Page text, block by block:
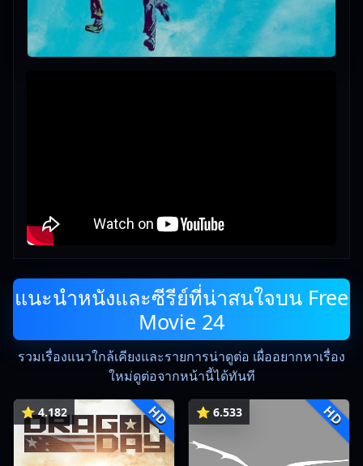
แนะนำหนังและซีรีย์ที่น่าสนใจบน Free
Movie 24
รวมเรื่องแนวใกล้เคียงและรายการน่าดูต่อ เผื่ออยากหาเรื่อง
ใหม่ดูต่อจากหน้านี้ได้ทันที
⭐ 4.182 HD ⭐ 6.533 HD